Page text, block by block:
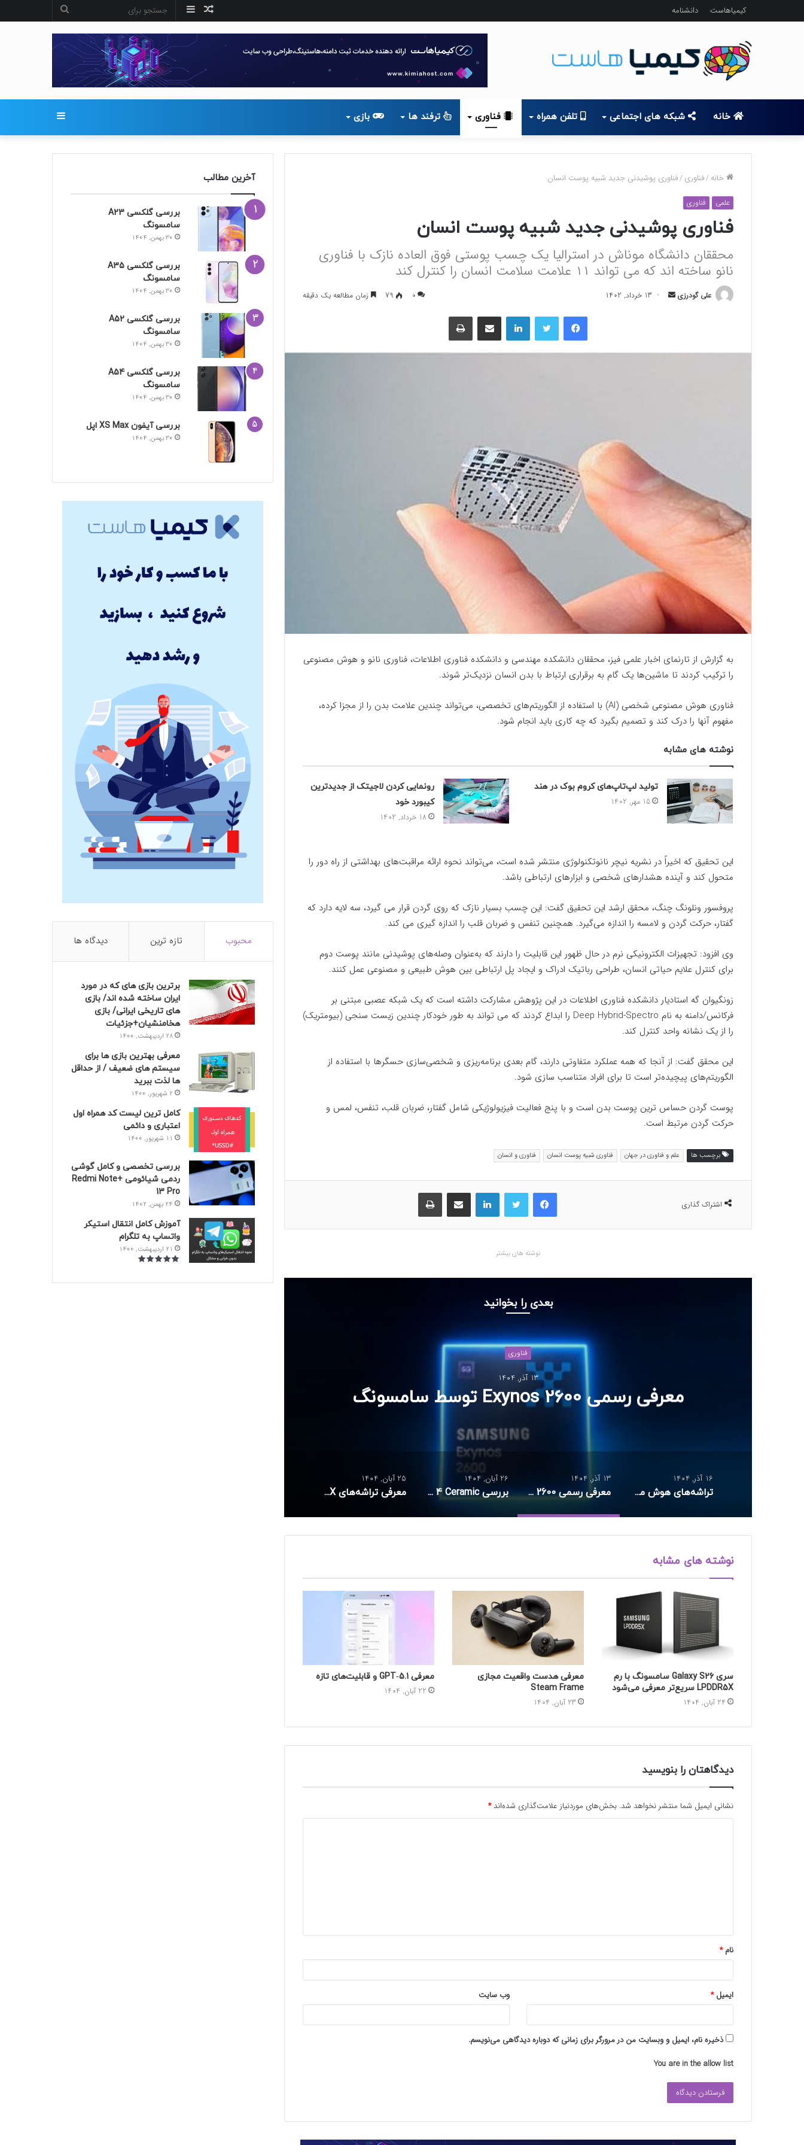
کیمیاهاست دانشنامه
برای
سایدبار نوشته
تصادفی
خانه شبکه های اجتماعی تلفن همراه فناوری ترفند ها بازی
خانه/فناوری/فناوری پوشیدنی جدید شبیه پوست انسان
علمی فناوری
فناوری پوشیدنی جدید شبیه پوست انسان
محققان دانشگاه موناش در استرالیا یک چسب پوستی فوق العاده نازک با فناوری
نانو ساخته اند که می تواند ۱۱ علامت سلامت انسان را کنترل کند
علی گودرزی
ل
13 خرداد, 1402 0
79 زمان مطالعه یک دقیقه
فیسبوک لینکداین اشتراک گذاری با ایمیل
به گزارش از تارنمای اخبار علمی فیز، محققان دانشکده مهندسی و دانشکده فناوری اطلاعات، فناوری نانو و هوش مصنوعی
را ترکیب کردند تا ماشین‌ها یک گام به برقراری ارتباط با بدن انسان نزدیک‌تر شوند.
فناوری هوش مصنوعی شخصی (AI) با استفاده از الگوریتم‌های تخصصی، می‌تواند چندین علامت بدن را از مجزا کرده،
مفهوم آنها را درک کند و تصمیم بگیرد که چه کاری باید انجام شود.
نوشته های مشابه
تولید لپ‌تاپ‌های کروم بوک در هند
15 مهر, 1402
رونمایی کردن لاجیتک از جدیدترین
کیبورد خود
18 خرداد, 1402
این تحقیق که اخیراً در نشریه نیچر نانوتکنولوژی منتشر شده است، می‌تواند نحوه ارائه مراقبت‌های بهداشتی از راه دور را
متحول کند و آینده هشدارهای شخصی و ابزارهای ارتباطی باشد.
پروفسور ونلونگ چنگ، محقق ارشد این تحقیق گفت: این چسب بسیار نازک که روی گردن قرار می گیرد، سه لایه دارد که
گفتار، حرکت گردن و لامسه را اندازه می‌گیرد. همچنین تنفس و ضربان قلب را اندازه گیری می کند.
وی افزود: تجهیزات الکترونیکی نرم در حال ظهور این قابلیت را دارند که به‌عنوان وصله‌های پوشیدنی مانند پوست دوم
برای کنترل علایم حیاتی انسان، طراحی رباتیک ادراک و ایجاد پل ارتباطی بین هوش طبیعی و مصنوعی عمل کنند.
زونگیوان گه استادیار دانشکده فناوری اطلاعات در این پژوهش مشارکت داشته است که یک شبکه عصبی مبتنی بر
فرکانس/دامنه به نام Deep Hybrid-Spectro را ابداع کردند که می تواند به طور خودکار چندین زیست سنجی (بیومتریک)
را از یک نشانه واحد کنترل کند.
این محقق گفت: از آنجا که همه عملکرد متفاوتی دارند، گام بعدی برنامه‌ریزی و شخصی‌سازی حسگرها با استفاده از
الگوریتم‌های پیچیده‌تر است تا برای افراد متناسب سازی شود.
پوست گردن حساس ترین پوست بدن است و با پنج فعالیت فیزیولوژیکی شامل گفتار، ضربان قلب، تنفس، لمس و
حرکت گردن مرتبط است.
برچسب ها علم و فناوری در جهان فناوری شبیه پوست انسان فناوری و انسان
اشتراک گذاری
فیسبوک لینکداین اشتراک گذاری با ایمیل
نوشته های بیشتر
بعدی را بخوانید
فناوری
13 آذر, 1404
معرفی رسمی Exynos 2600 توسط سامسونگ
16 آذر, 1404
تراشه‌های هوش مصنوعی انویدیا
13 آذر, 1404
معرفی رسمی Exynos 2600 توسط سامسونگ
26 آبان, 1404
بررسی Oura Ring 4 Ceramic؛ ترکیب زیبایی و فناوری
25 آبان, 1404
معرفی تراشه‌های Snapdragon X و پشتیبانی از اندروید
نوشته های مشابه
سری Galaxy S26 سامسونگ با رم
LPDDR5X سریع‌تر معرفی می‌شود
24 آبان, 1404
معرفی هدست واقعیت مجازی
Steam Frame
23 آبان, 1404
معرفی GPT‑5.1 و قابلیت‌های تازه
22 آبان, 1404
دیدگاهتان را بنویسید
نشانی ایمیل شما منتشر نخواهد شد. بخش‌های موردنیاز علامت‌گذاری شده‌اند*
*
نام*
ایمیل* وب‌ سایت
ذخیره نام، ایمیل و وبسایت من در مرورگر برای زمانی که دوباره دیدگاهی می‌نویسم.
You are in the allow list
آخرین مطالب
بررسی گلکسی A23
سامسونگ
30 بهمن, 1404
بررسی گلکسی A35
سامسونگ
30 بهمن, 1404
بررسی گلکسی A52
سامسونگ
30 بهمن, 1404
بررسی گلکسی A54
سامسونگ
30 بهمن, 1404
بررسی آیفون XS Max اپل
30 بهمن, 1404
محبوب تازه ترین دیدگاه ها
برترین بازی های که در مورد
ایران ساخته شده اند/ بازی
های تاریخی ایرانی/ بازی
هخامنشیان+جزئیات
28 اردیبهشت, 1400
معرفی بهترین بازی ها برای
سیستم های ضعیف / از حداقل
ها لذت ببرید
2 شهریور, 1400
کامل ترین لیست کد همراه اول
اعتباری و دائمی
11 شهریور, 1400
بررسی تخصصی و کامل گوشی
ردمی شیائومی +Redmi Note
13 Pro
24 بهمن, 1402
آموزش کامل انتقال استیکر‌
واتساپ به تلگرام
21 اردیبهشت, 1400